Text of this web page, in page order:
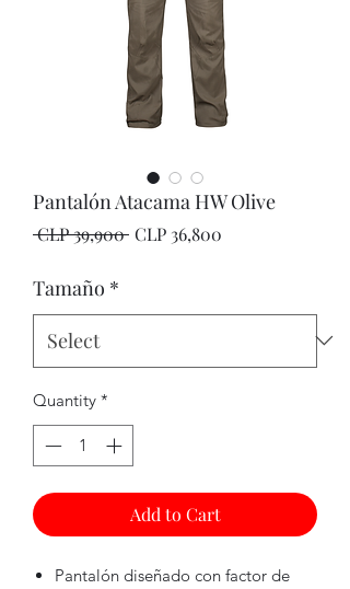
Pantalón Atacama HW Olive
CLP 39,900 Regular
CLP 36,800
Tamaño *
Quantity *
Add to Cart
Pantalón diseñado con factor de